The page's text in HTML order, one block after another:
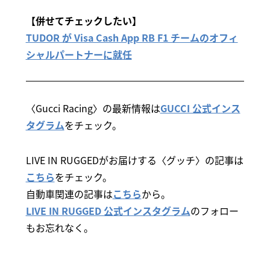
【併せてチェックしたい】
TUDOR が Visa Cash App RB F1 チームのオフィ
シャルパートナーに就任
〈Gucci Racing〉の最新情報はGUCCI 公式インス
タグラムをチェック。
LIVE IN RUGGEDがお届けする〈グッチ〉の記事は
こちらをチェック。
自動車関連の記事はこちらから。
LIVE IN RUGGED 公式インスタグラムのフォロー
もお忘れなく。